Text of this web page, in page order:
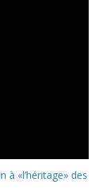
à «l’héritage» des